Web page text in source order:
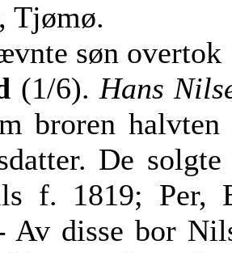
Tjømø.
søn overtok
(1/6). Hans
broren
De
f. 1819; Per,
Av disse bor